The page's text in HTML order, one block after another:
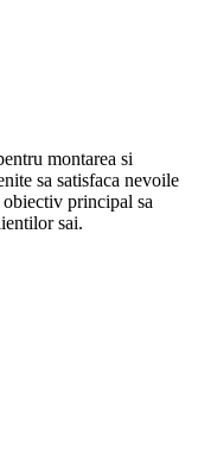
montarea si
sa satisfaca nevoile
principal sa
sai.